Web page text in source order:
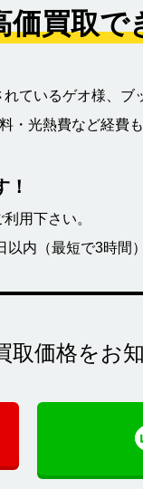
買取で
ているゲオ様、
光熱費など経費
利用下さい。
内（最短で3時間
取価格をお